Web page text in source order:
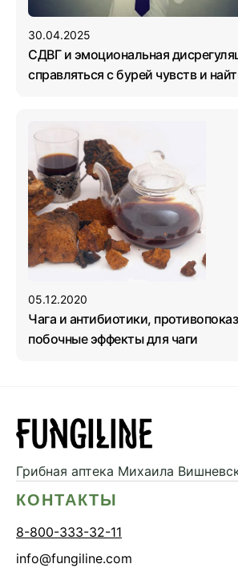
30.04.2025
СДВГ и эмоциональная
справляться с бурей чувств и
05.12.2020
Чага и антибиотики,
побочные эффекты для чаги
Грибная аптека Михаила
КОНТАКТЫ
8-800-333-32-11
info@fungiline.com